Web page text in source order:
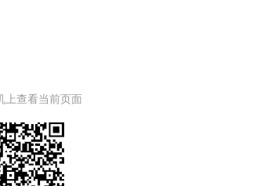
上查看当前页面